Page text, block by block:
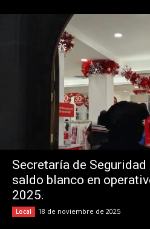
Secretaría de
saldo blanco en
2025.
Local 18 de noviembre de 2025